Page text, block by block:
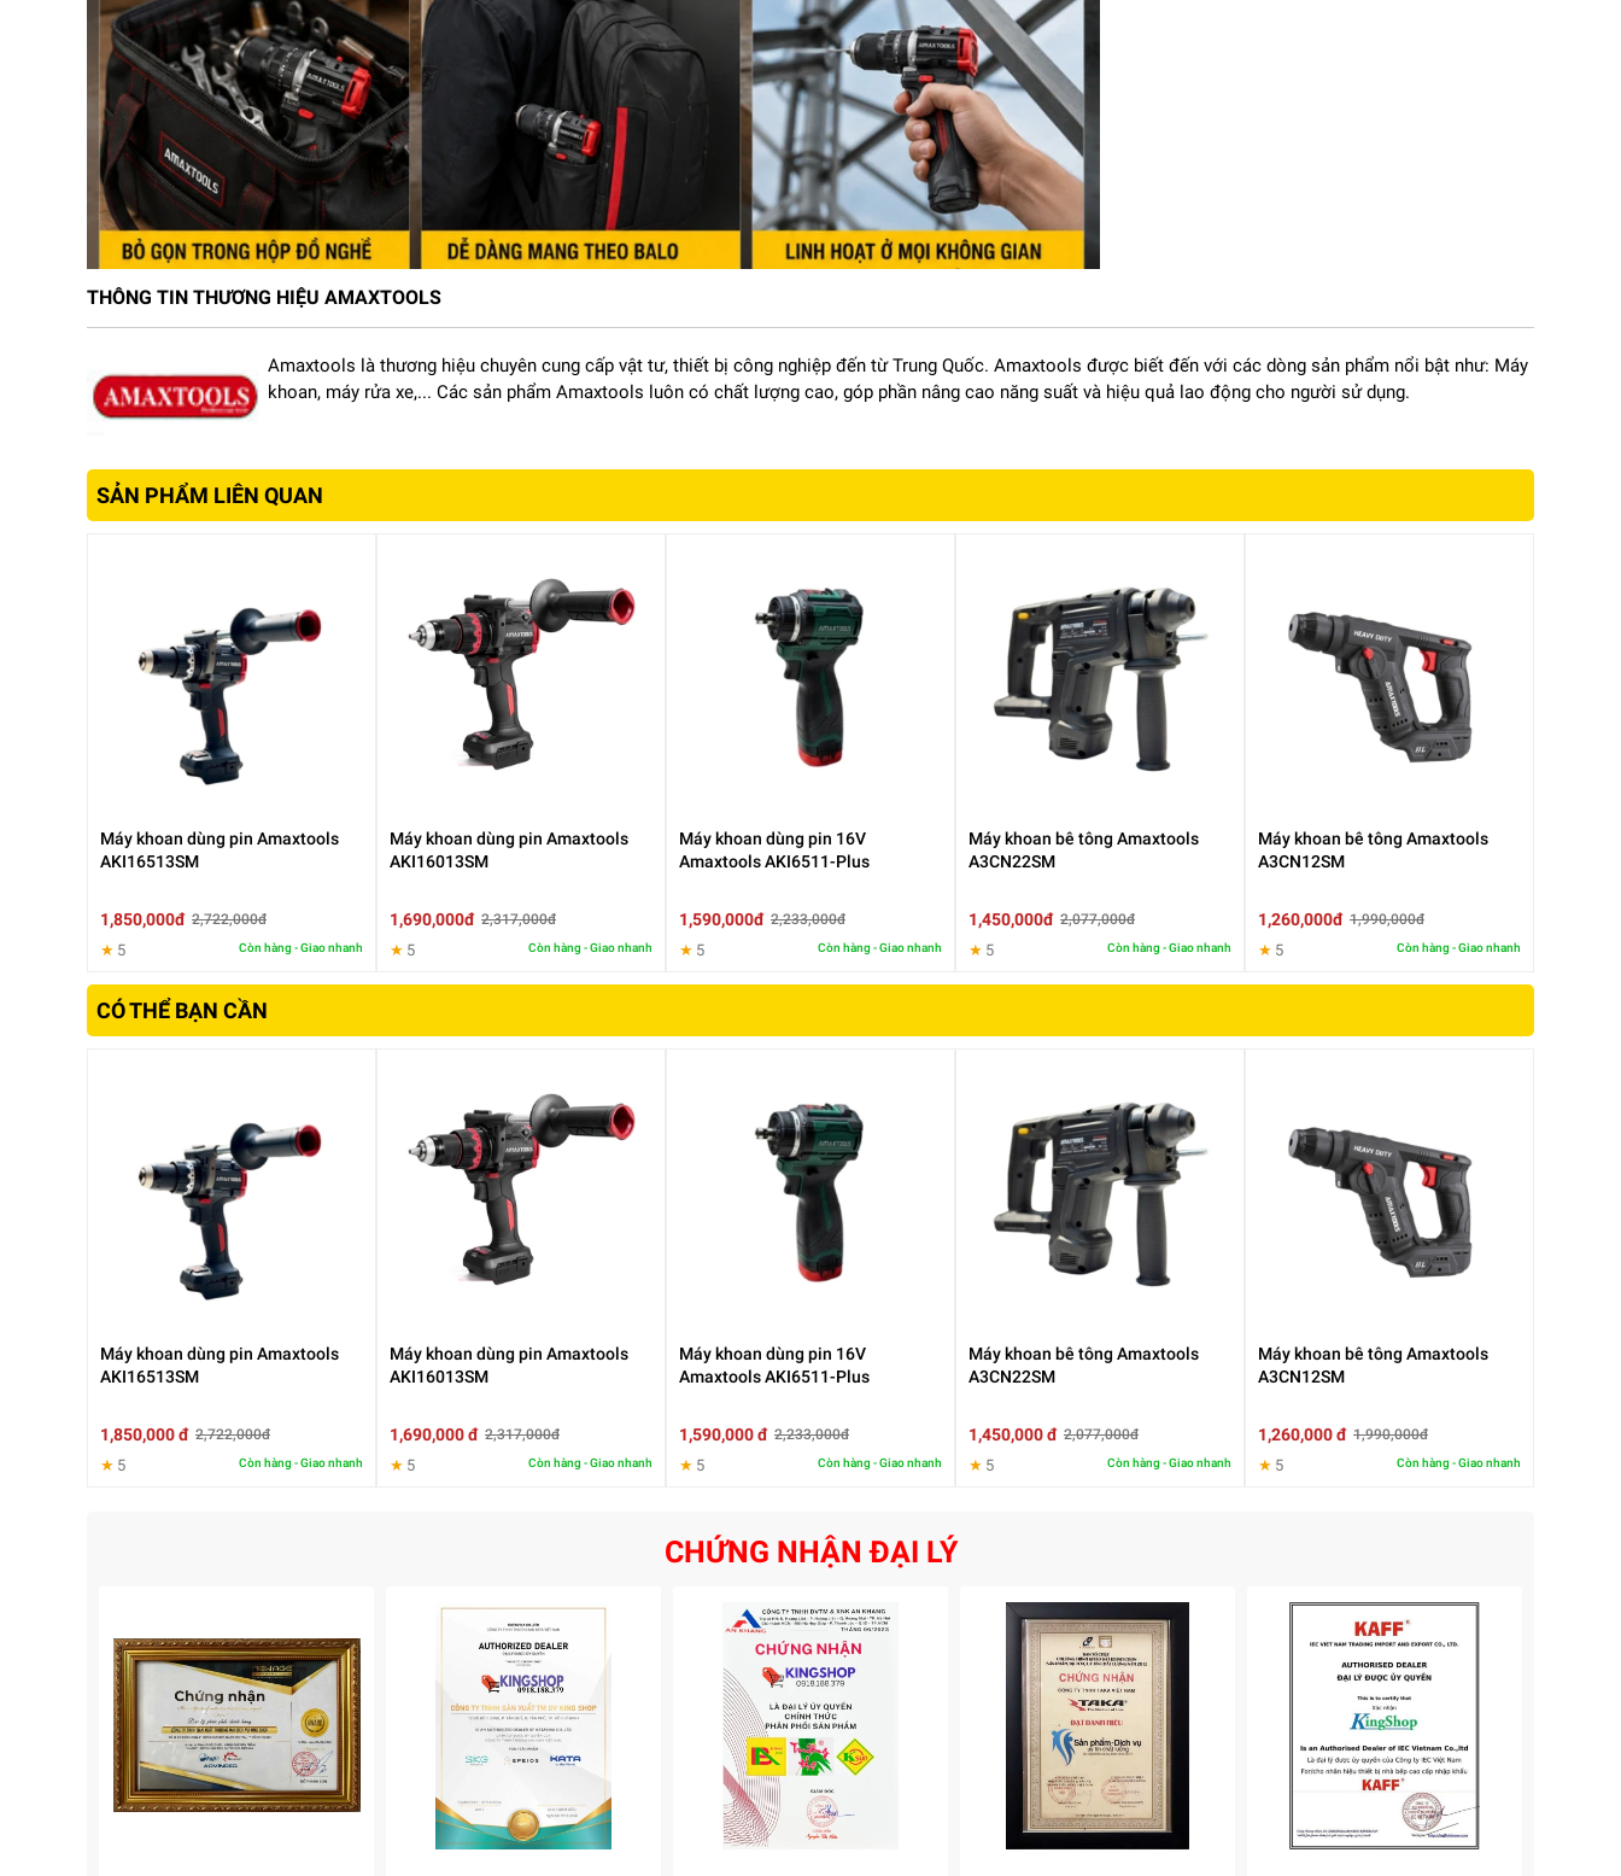
I. Phân tích chi tiết sản phẩm
1. Thiết kế hiện đại, tối ưu trải nghiệm sử dụng
Điểm gây ấn tượng đầu tiên của Amaxtools AKI6510SA chính là thiết kế nhỏ gọn nhưng cực kỳ chắc chắn. Máy có kiểu
dáng công thái học giúp cầm nắm dễ dàng, hạn chế trơn trượt khi làm việc trong thời gian dài.
1kg, người dùng có thể thao tác liên tục mà không gây mỏi tay. Đây là lợi thế lớn khi làm việc trên cao hoặc tại các vị trí
chật hẹp.
2. Hiệu suất mạnh mẽ với động cơ không chổi than
Một trong những yếu tố giúp Amaxtools AKI6510SA nổi bật chính là việc được trang bị động cơ Brushless không chổi
than hiện đại.
Động cơ không chổi than làm giảm ma sát trong quá trình vận hành, hạn chế sinh nhiệt, tiết kiệm pin hiệu quả và tăng
tuổi thọ động cơ.
3. Hoạt động êm ái và ổn định hơn
So với dòng động cơ chổi than truyền thống, công nghệ Brushless giúp máy đạt hiệu suất làm việc cao hơn và ít phải
bảo trì định kỳ. Đây cũng là xu hướng phổ biến trên các dòng máy khoan hiện đại hiện nay.
THÔNG TIN THƯƠNG HIỆU AMAXTOOLS
Amaxtools là thương hiệu chuyên cung cấp vật tư, thiết bị công nghiệp đến từ Trung Quốc. Amaxtools được biết đến với các dòng sản phẩm nổi bật như: Máy
khoan, máy rửa xe,... Các sản phẩm Amaxtools luôn có chất lượng cao, góp phần nâng cao năng suất và hiệu quả lao động cho người sử dụng.
SẢN PHẨM LIÊN QUAN
Máy khoan dùng pin Amaxtools
AKI16513SM
1,850,000đ 2,722,000đ
★ 5 Còn hàng - Giao nhanh
Máy khoan dùng pin Amaxtools
AKI16013SM
1,690,000đ 2,317,000đ
★ 5 Còn hàng - Giao nhanh
Máy khoan dùng pin 16V
Amaxtools AKI6511-Plus
1,590,000đ 2,233,000đ
★ 5 Còn hàng - Giao nhanh
Máy khoan bê tông Amaxtools
A3CN22SM
1,450,000đ 2,077,000đ
★ 5 Còn hàng - Giao nhanh
Máy khoan bê tông Amaxtools
A3CN12SM
1,260,000đ 1,990,000đ
★ 5 Còn hàng - Giao nhanh
CÓ THỂ BẠN CẦN
Máy khoan dùng pin Amaxtools
AKI16513SM
1,850,000 đ 2,722,000đ
★ 5 Còn hàng - Giao nhanh
Máy khoan dùng pin Amaxtools
AKI16013SM
1,690,000 đ 2,317,000đ
★ 5 Còn hàng - Giao nhanh
Máy khoan dùng pin 16V
Amaxtools AKI6511-Plus
1,590,000 đ 2,233,000đ
★ 5 Còn hàng - Giao nhanh
Máy khoan bê tông Amaxtools
A3CN22SM
1,450,000 đ 2,077,000đ
★ 5 Còn hàng - Giao nhanh
Máy khoan bê tông Amaxtools
A3CN12SM
1,260,000 đ 1,990,000đ
★ 5 Còn hàng - Giao nhanh
CHỨNG NHẬN ĐẠI LÝ